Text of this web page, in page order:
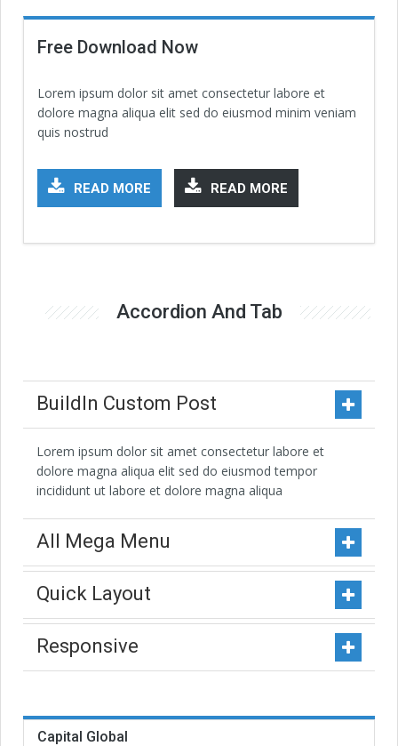
Free Download Now
Lorem ipsum dolor sit amet consectetur labore et
dolore magna aliqua elit sed do eiusmod minim veniam
quis nostrud
READ MORE READ MORE
Accordion And Tab
BuildIn Custom Post
Lorem ipsum dolor sit amet consectetur labore et
dolore magna aliqua elit sed do eiusmod tempor
incididunt ut labore et dolore magna aliqua
All Mega Menu
Quick Layout
Responsive
Capital Global